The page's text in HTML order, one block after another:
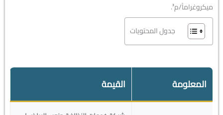
ميكروغراماً/م³.
جدول المحتويات
المعلومة القيمة